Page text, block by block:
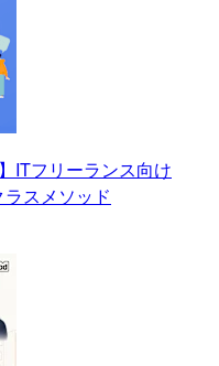
ITフリーランス向け
ラスメソッド